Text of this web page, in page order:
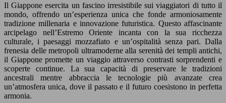
Il Giappone esercita un fascino irresistibile sui viaggiatori di tutto il
mondo, offrendo un’esperienza unica che fonde armoniosamente
tradizione millenaria e innovazione futuristica. Questo affascinante
arcipelago nell’Estremo Oriente incanta con la sua ricchezza
culturale, i paesaggi mozzafiato e un’ospitalità senza pari. Dalla
frenesia delle metropoli ultramoderne alla serenità dei templi antichi,
il Giappone promette un viaggio attraverso contrasti sorprendenti e
scoperte continue. La sua capacità di preservare le tradizioni
ancestrali mentre abbraccia le tecnologie più avanzate crea
un’atmosfera unica, dove il passato e il futuro coesistono in perfetta
armonia.